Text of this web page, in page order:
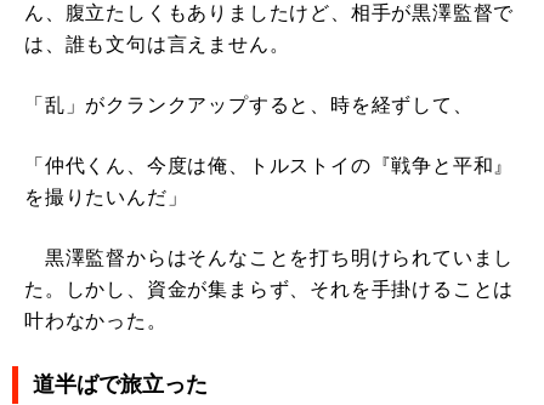
ん、腹立たしくもありましたけど、相手が黒澤監督で
は、誰も文句は言えません。
「乱」がクランクアップすると、時を経ずして、
「仲代くん、今度は俺、トルストイの『戦争と平和』
を撮りたいんだ」
黒澤監督からはそんなことを打ち明けられていまし
た。しかし、資金が集まらず、それを手掛けることは
叶わなかった。
道半ばで旅立った